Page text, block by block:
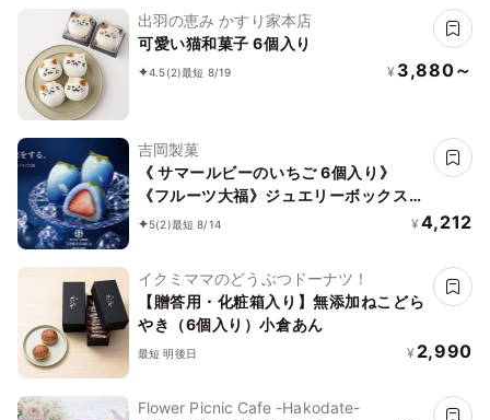
出羽の恵み かすり家本店
可愛い猫和菓子 6個入り
4.5(2)最短 8/19 ¥ 3,880～
吉岡製菓
《 サマールビーのいちご 6個入り》
《フルーツ大福》ジュエリーボックス
《ルビーのいちご》 DAIFUKU ありがと
5(2)最短 8/14 ¥ 4,212
イクミママのどうぶつドーナツ！
【贈答用・化粧箱入り】無添加ねこどら
やき（6個入り）小倉あん
最短 明後日 ¥ 2,990
Flower Picnic Cafe -Hakodate-